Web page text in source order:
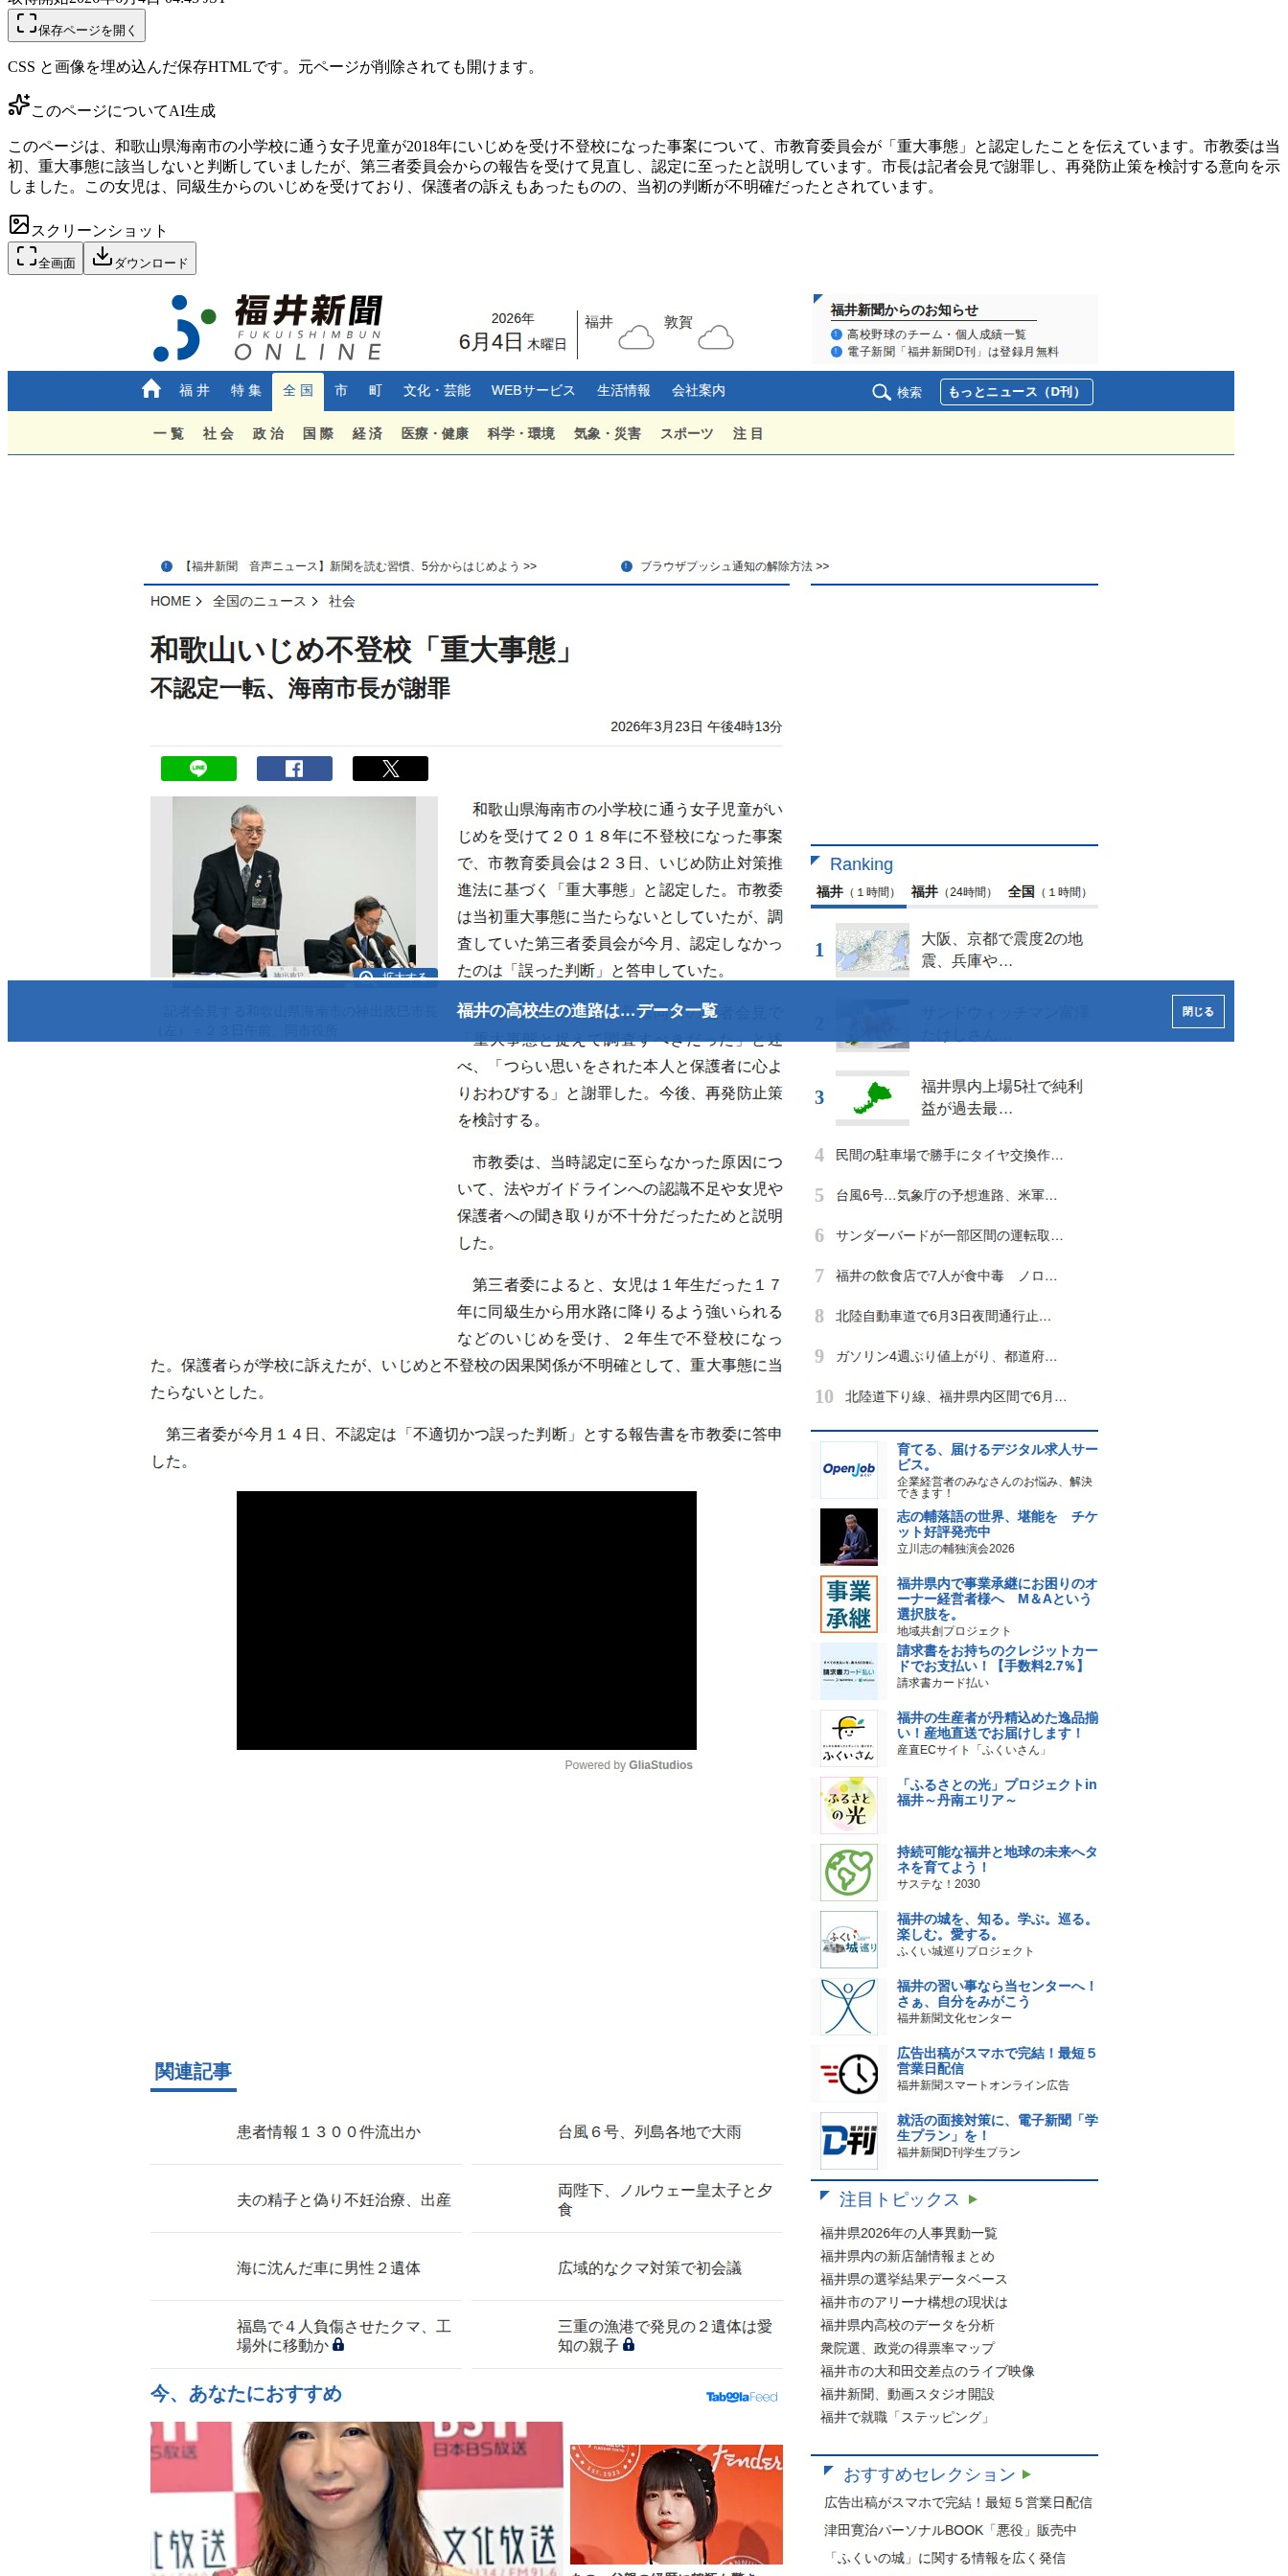
保存ページを開く
CSS と画像を埋め込んだ保存HTMLです。元ページが削除されても開けます。
このページについてAI生成
このページは、和歌山県海南市の小学校に通う女子児童が2018年にいじめを受け不登校になった事案について、市教育委員会が「重大事態」と認定したことを伝えています。市教委は当
初、重大事態に該当しないと判断していましたが、第三者委員会からの報告を受けて見直し、認定に至ったと説明しています。市長は記者会見で謝罪し、再発防止策を検討する意向を示
しました。この女児は、同級生からのいじめを受けており、保護者の訴えもあったものの、当初の判断が不明確だったとされています。
スクリーンショット
全画面 ダウンロード